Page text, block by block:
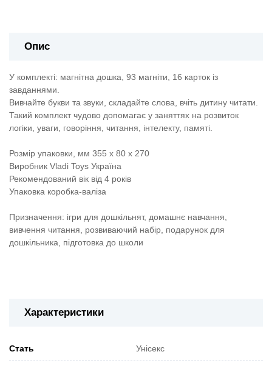
Опис
У комплекті: магнітна дошка, 93 магніти, 16 карток із
завданнями.
Вивчайте букви та звуки, складайте слова, вчіть дитину читати.
Такий комплект чудово допомагає у заняттях на розвиток
логіки, уваги, говоріння, читання, інтелекту, памяті.
Розмір упаковки, мм 355 x 80 x 270
Виробник Vladi Toys Україна
Рекомендований вік від 4 років
Упаковка коробка-валіза
Призначення: ігри для дошкільнят, домашнє навчання,
вивчення читання, розвиваючий набір, подарунок для
дошкільника, підготовка до школи
Характеристики
Стать Унісекс